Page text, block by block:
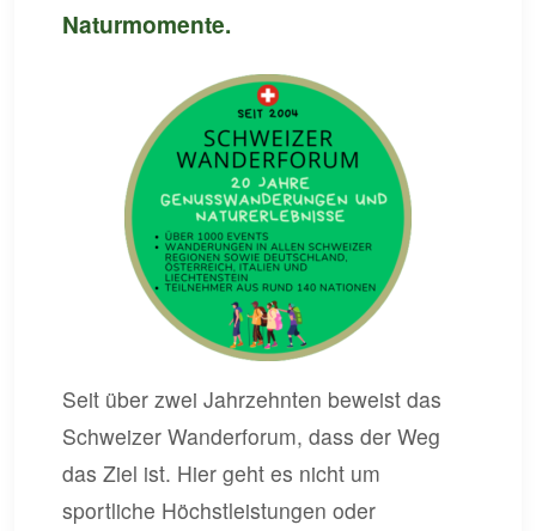
Naturmomente.
Seit über zwei Jahrzehnten beweist das
Schweizer Wanderforum, dass der Weg
das Ziel ist. Hier geht es nicht um
sportliche Höchstleistungen oder